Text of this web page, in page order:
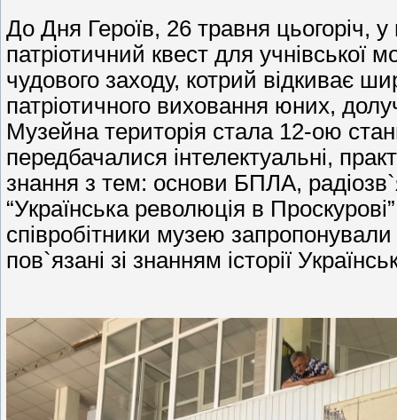
До Дня Героїв, 26 травня цьогоріч,
патріотичний квест для учнівської
чудового заходу, котрий відкиває
патріотичного виховання юних,
Музейна територія стала 12-ою
передбачалися інтелектуальні,
знання з тем: основи БПЛА,
“Українська революція в
співробітники музею
пов`язані зі знанням історії